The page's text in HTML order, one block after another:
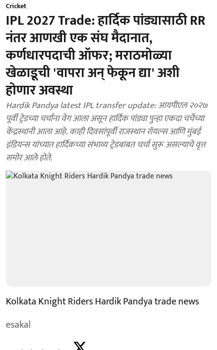
Cricket
IPL 2027 Trade: हार्दिक पांड्यासाठी RR
नंतर आणखी एक संघ मैदानात,
कर्णधारपदाची ऑफर; मराठमोळ्या
खेळाडूची 'वापरा अन् फेकून द्या' अशी
होणार अवस्था
Hardik Pandya latest IPL transfer update: आयपीएल २०२७
पूर्वी ट्रेडच्या चर्चांना वेग आला असून हार्दिक पांड्या पुन्हा एकदा चर्चेच्या
केंद्रस्थानी आला आहे. काही दिवसांपूर्वी राजस्थान रॉयल्स आणि मुंबई
इंडियन्स यांच्यात हार्दिकच्या संभाव्य ट्रेडबाबत चर्चा सुरू असल्याचे वृत्त
समोर आले होते.
Kolkata Knight Riders Hardik Pandya trade news
esakal